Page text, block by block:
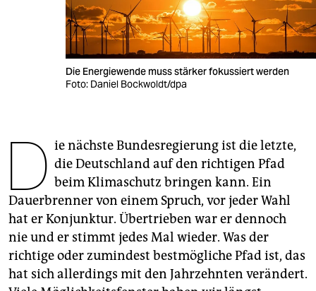
veranstaltungen
unterstützen
genossenschaft
epaper login
Die Energiewende muss stärker fokussiert werden
Foto: Daniel Bockwoldt/dpa
D ie nächste Bundesregierung ist die letzte,
die Deutschland auf den richtigen Pfad
beim Klimaschutz bringen kann. Ein
Dauerbrenner von einem Spruch, vor jeder Wahl
hat er Konjunktur. Übertrieben war er dennoch
nie und er stimmt jedes Mal wieder. Was der
richtige oder zumindest bestmögliche Pfad ist, das
hat sich allerdings mit den Jahrzehnten verändert.